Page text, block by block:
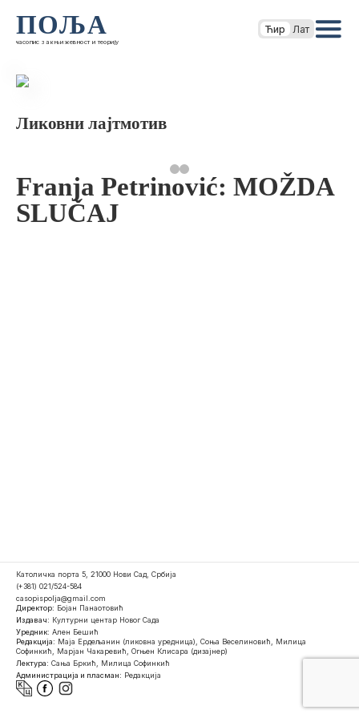
ПОЉА
часопис за књижевност и теорију
Ћир Лат
Ликовни лајтмотив
Franja Petrinović: MOŽDA
SLUČAJ
Католичка порта 5, 21000 Нови Сад, Србија
(+381) 021/524-584
casopispolja@gmail.com
Директор: Бојан Панаотовић
Издавач: Културни центар Новог Сада
Уредник: Ален Бешић
Редакција: Маја Ердељанин (ликовна уредница), Соња Веселиновић, Милица
Софинкић, Марјан Чакаревић, Огњен Клисара (дизајнер)
Лектура: Сања Бркић, Милица Софинкић
Администрација и пласман: Редакција